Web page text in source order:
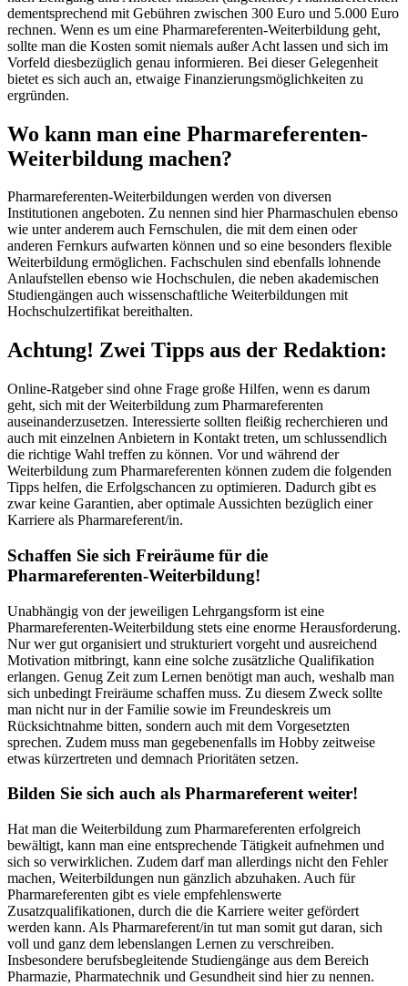
dementsprechend mit Gebühren zwischen 300 Euro und 5.000 Euro
rechnen. Wenn es um eine Pharmareferenten-Weiterbildung geht,
sollte man die Kosten somit niemals außer Acht lassen und sich im
Vorfeld diesbezüglich genau informieren. Bei dieser Gelegenheit
bietet es sich auch an, etwaige Finanzierungsmöglichkeiten zu
ergründen.
Wo kann man eine Pharmareferenten-
Weiterbildung machen?
Pharmareferenten-Weiterbildungen werden von diversen
Institutionen angeboten. Zu nennen sind hier Pharmaschulen ebenso
wie unter anderem auch Fernschulen, die mit dem einen oder
anderen Fernkurs aufwarten können und so eine besonders flexible
Weiterbildung ermöglichen. Fachschulen sind ebenfalls lohnende
Anlaufstellen ebenso wie Hochschulen, die neben akademischen
Studiengängen auch wissenschaftliche Weiterbildungen mit
Hochschulzertifikat bereithalten.
Achtung! Zwei Tipps aus der Redaktion:
Online-Ratgeber sind ohne Frage große Hilfen, wenn es darum
geht, sich mit der Weiterbildung zum Pharmareferenten
auseinanderzusetzen. Interessierte sollten fleißig recherchieren und
auch mit einzelnen Anbietern in Kontakt treten, um schlussendlich
die richtige Wahl treffen zu können. Vor und während der
Weiterbildung zum Pharmareferenten können zudem die folgenden
Tipps helfen, die Erfolgschancen zu optimieren. Dadurch gibt es
zwar keine Garantien, aber optimale Aussichten bezüglich einer
Karriere als Pharmareferent/in.
Schaffen Sie sich Freiräume für die
Pharmareferenten-Weiterbildung!
Unabhängig von der jeweiligen Lehrgangsform ist eine
Pharmareferenten-Weiterbildung stets eine enorme Herausforderung.
Nur wer gut organisiert und strukturiert vorgeht und ausreichend
Motivation mitbringt, kann eine solche zusätzliche Qualifikation
erlangen. Genug Zeit zum Lernen benötigt man auch, weshalb man
sich unbedingt Freiräume schaffen muss. Zu diesem Zweck sollte
man nicht nur in der Familie sowie im Freundeskreis um
Rücksichtnahme bitten, sondern auch mit dem Vorgesetzten
sprechen. Zudem muss man gegebenenfalls im Hobby zeitweise
etwas kürzertreten und demnach Prioritäten setzen.
Bilden Sie sich auch als Pharmareferent weiter!
Hat man die Weiterbildung zum Pharmareferenten erfolgreich
bewältigt, kann man eine entsprechende Tätigkeit aufnehmen und
sich so verwirklichen. Zudem darf man allerdings nicht den Fehler
machen, Weiterbildungen nun gänzlich abzuhaken. Auch für
Pharmareferenten gibt es viele empfehlenswerte
Zusatzqualifikationen, durch die die Karriere weiter gefördert
werden kann. Als Pharmareferent/in tut man somit gut daran, sich
voll und ganz dem lebenslangen Lernen zu verschreiben.
Insbesondere berufsbegleitende Studiengänge aus dem Bereich
Pharmazie, Pharmatechnik und Gesundheit sind hier zu nennen.